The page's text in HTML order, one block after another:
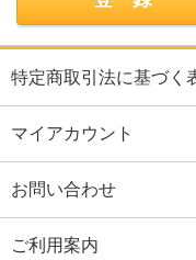
特定商取引法に基づく
マイアカウント
お問い合わせ
ご利用案内